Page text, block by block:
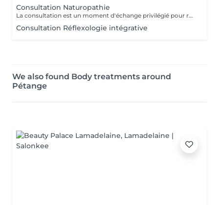
Consultation Naturopathie
La consultation est un moment d'échange privilégié pour réaliser ensemble un bilan complet et définir un protocole personnalisé. Notre temps est précieux, le vôtre aussi : nous vous remercions d'honorer ce rendez-vous.
Consultation Réflexologie intégrative
We also found Body treatments around
Pétange